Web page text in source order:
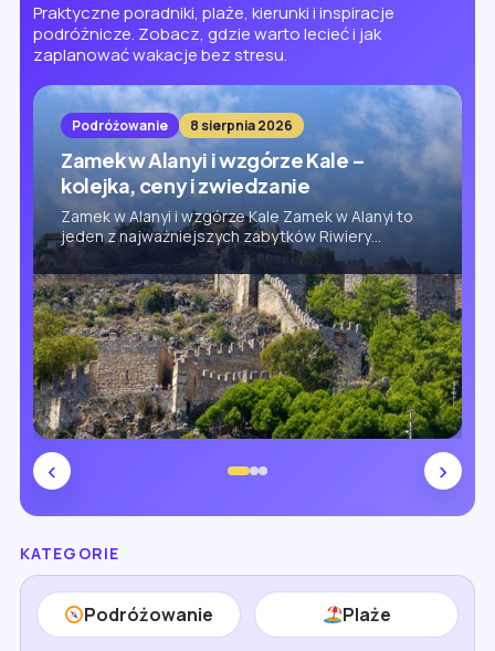
Praktyczne poradniki, plaże, kierunki i inspiracje
podróżnicze. Zobacz, gdzie warto lecieć i jak
zaplanować wakacje bez stresu.
‹
Podróżowanie 8 sierpnia 2026
Zamek w Alanyi i wzgórze Kale –
kolejka, ceny i zwiedzanie
Zamek w Alanyi i wzgórze Kale Zamek w Alanyi to
jeden z najważniejszych zabytków Riwiery
Tureckiej i jednocześnie najle [...]
›
KATEGORIE
Podróżowanie Plaże